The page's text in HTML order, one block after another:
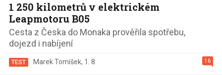
1 250 kilometrů v elektrickém
Leapmotoru B05
Cesta z Česka do Monaka prověřila spotřebu,
dojezd i nabíjení
16
TEST Marek Tomíšek, 1. 8.